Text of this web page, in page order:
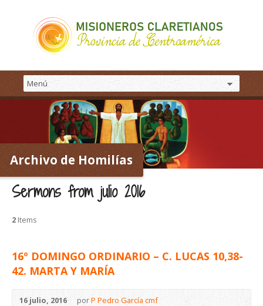
Archivo de Homilías
Sermons from julio 2016
2 Items
16º DOMINGO ORDINARIO – C. LUCAS 10,38-
42. MARTA Y MARÍA
16 julio, 2016 porP Pedro García cmf